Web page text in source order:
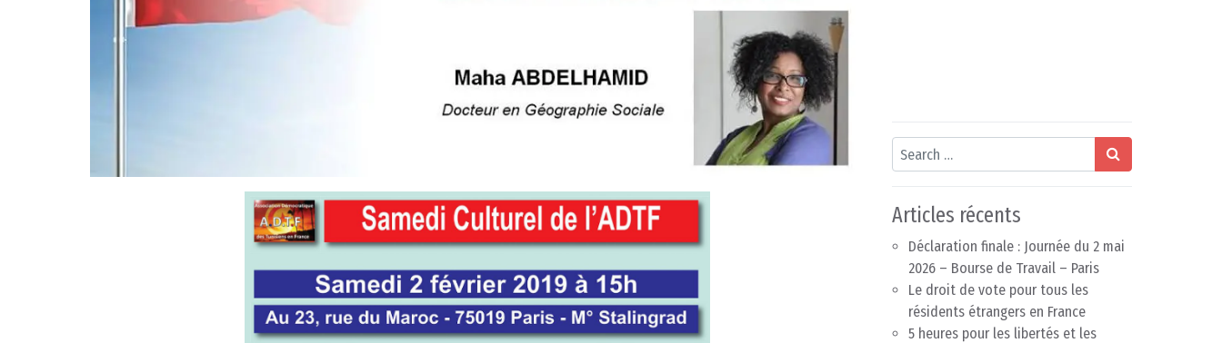
Search
Articles récents
Déclaration finale : Journée du 2 mai
2026 – Bourse de Travail – Paris
Le droit de vote pour tous les
résidents étrangers en France
5 heures pour les libertés et les